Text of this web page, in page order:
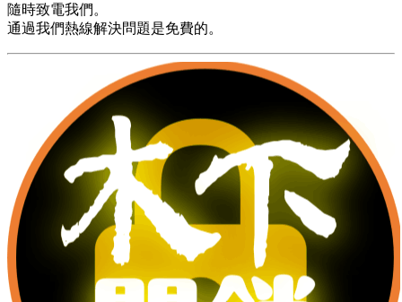
隨時致電我們。
通過我們熱線解決問題是免費的。